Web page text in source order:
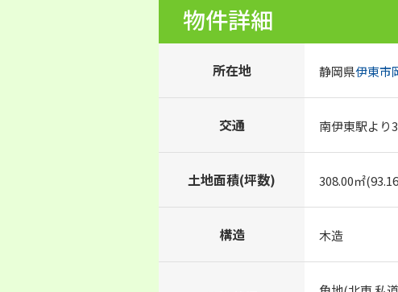
物件詳細
所在地 静岡県伊東市
交通 南伊東駅より
土地面積(坪数) 308.00㎡
構造 木造